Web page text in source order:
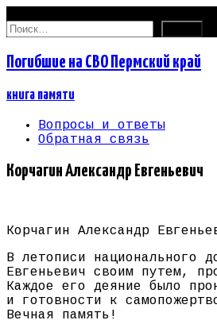
Найти:
Погибшие на СВО Пермский край
книга памяти
Вопросы и ответы
Обратная связь
Корчагин Александр Евгеньевич
Корчагин Александр
В летописи национального
Евгеньевич своим путем,
Каждое его деяние было
и готовности к
Вечная память!